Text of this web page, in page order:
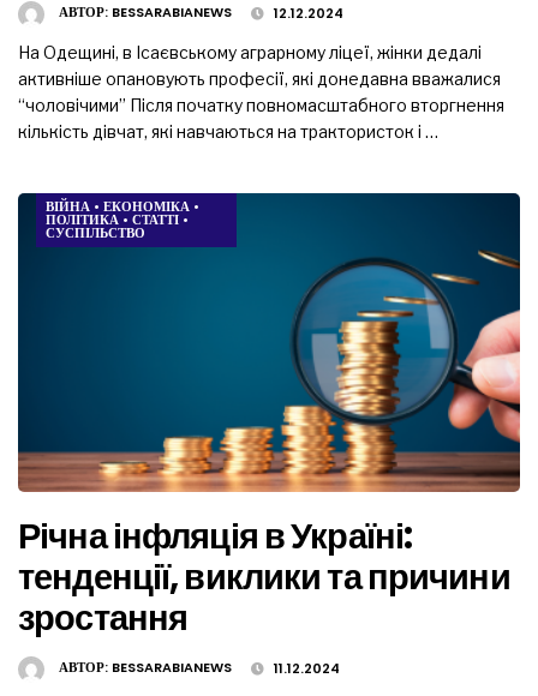
АВТОР: BESSARABIANEWS 12.12.2024
На Одещині, в Ісаєвському аграрному ліцеї, жінки дедалі
активніше опановують професії, які донедавна вважалися
“чоловічими” Після початку повномасштабного вторгнення
кількість дівчат, які навчаються на трактористок і …
ВІЙНА • ЕКОНОМІКА •
ПОЛІТИКА • СТАТТІ •
СУСПІЛЬСТВО
Річна інфляція в Україні:
тенденції, виклики та причини
зростання
АВТОР: BESSARABIANEWS 11.12.2024